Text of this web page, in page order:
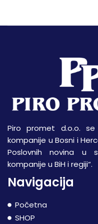
Piro promet d.o.o.
kompanije u Bosni i
Poslovnih novina u
kompanije u BiH i regiji“.
Navigacija
Početna
SHOP